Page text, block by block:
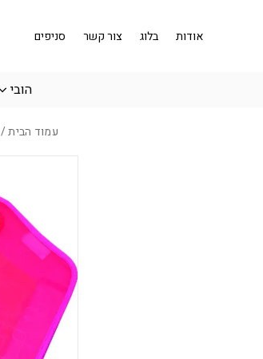
אודות
בלוג צור קשר סניפים
הובי
עמוד הבית/